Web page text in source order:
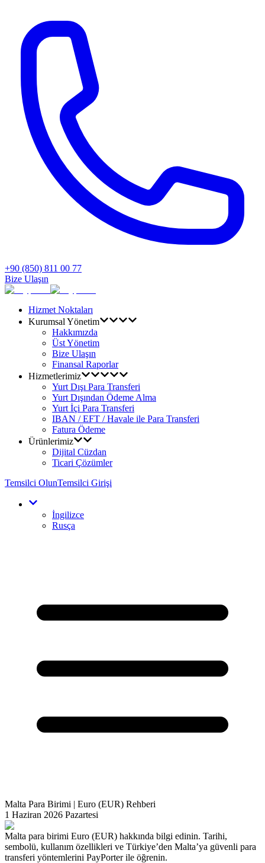
+90 (850) 811 00 77
Bize Ulaşın
Hizmet Noktaları
Kurumsal Yönetim
Hakkımızda
Üst Yönetim
Bize Ulaşın
Finansal Raporlar
Hizmetlerimiz
Yurt Dışı Para Transferi
Yurt Dışından Ödeme Alma
Yurt İçi Para Transferi
IBAN / EFT / Havale ile Para Transferi
Fatura Ödeme
Ürünlerimiz
Dijital Cüzdan
Ticari Çözümler
Temsilci OlunTemsilci Girişi
İngilizce
Rusça
Malta Para Birimi | Euro (EUR) Rehberi
1 Haziran 2026 Pazartesi
Malta para birimi Euro (EUR) hakkında bilgi edinin. Tarihi,
sembolü, kullanım özellikleri ve Türkiye’den Malta’ya güvenli para
transferi yöntemlerini PayPorter ile öğrenin.